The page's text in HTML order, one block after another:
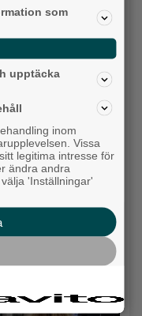
som
upptäcka
inom
Vissa
legitima intresse för
ändra andra
'Inställningar'